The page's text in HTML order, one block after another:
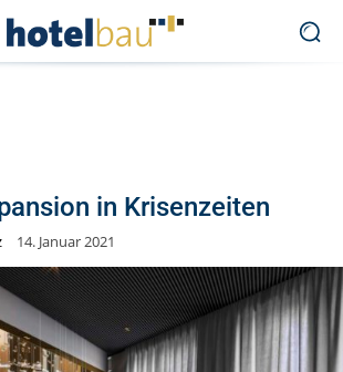
in Krisenzeiten
14. Januar 2021